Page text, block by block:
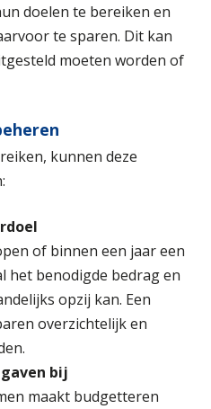
doelen te bereiken en
te sparen. Dit kan
moeten worden of
kunnen deze
of binnen een jaar een
het benodigde bedrag en
opzij kan. Een
overzichtelijk en
bij
maakt budgetteren